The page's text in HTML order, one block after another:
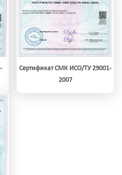
Сертификат СМК ИСО/ТУ 29001-
2007